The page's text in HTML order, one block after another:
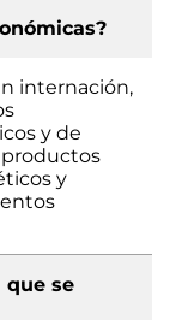
internación,
y de
y
que se